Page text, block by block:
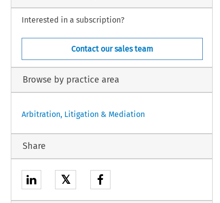
Interested in a subscription?
Contact our sales team
Browse by practice area
Arbitration, Litigation & Mediation
Share
𝕏